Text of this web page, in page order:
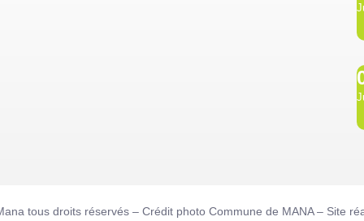
tous droits réservés – Crédit photo Commune de MANA – Site